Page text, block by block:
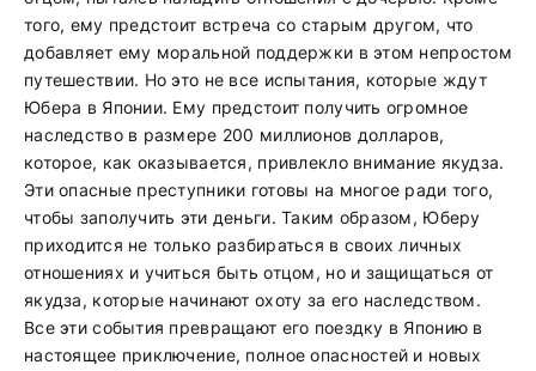
того, ему предстоит встреча со старым другом, что
добавляет ему моральной поддержки в этом непростом
путешествии. Но это не все испытания, которые ждут
Юбера в Японии. Ему предстоит получить огромное
наследство в размере 200 миллионов долларов,
которое, как оказывается, привлекло внимание якудза.
Эти опасные преступники готовы на многое ради того,
чтобы заполучить эти деньги. Таким образом, Юберу
приходится не только разбираться в своих личных
отношениях и учиться быть отцом, но и защищаться от
якудза, которые начинают охоту за его наследством.
Все эти события превращают его поездку в Японию в
настоящее приключение, полное опасностей и новых